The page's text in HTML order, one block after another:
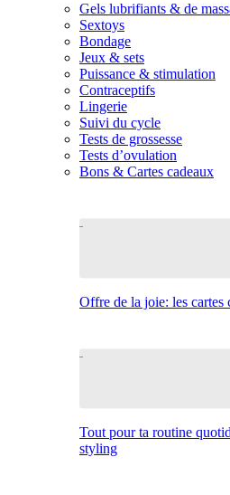
Gels lubrifiants & de
Sextoys
Bondage
Jeux & sets
Puissance & stimulation
Contraceptifs
Lingerie
Suivi du cycle
Tests de grossesse
Tests d’ovulation
Bons & Cartes cadeaux
Offre de la joie: les cartes
Tout pour ta routine
styling